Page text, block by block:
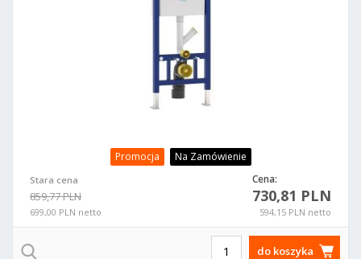
Promocja Na Zamówienie
Stara cena
859,77 PLN
699,00 PLN netto
Cena:
730,81 PLN
594,15 PLN netto
do koszyka